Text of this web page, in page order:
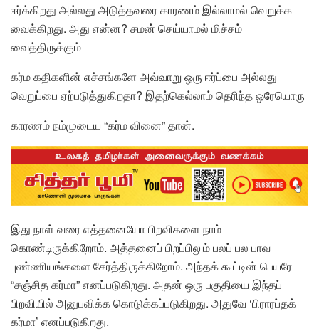
ஈர்க்கிறது அல்லது அடுத்தவரை காரணம் இல்லாமல் வெறுக்க
வைக்கிறது. அது என்ன? சமன் செய்யாமல் மிச்சம்
வைத்திருக்கும்
கர்ம கதிகளின் எச்சங்களே அவ்வாறு ஒரு ஈர்ப்பை அல்லது
வெறுப்பை ஏற்படுத்துகிறதா? இதற்கெல்லாம் தெரிந்த ஒரேயொரு
காரணம் நம்முடைய “கர்ம வினை” தான்.
இது நாள் வரை எத்தனையோ பிறவிகளை நாம்
கொண்டிருக்கிறோம். அத்தனைப் பிறப்பிலும் பலப் பல பாவ
புண்ணியங்களை சேர்த்திருக்கிறோம். அந்தக் கூட்டின் பெயரே
“சஞ்சித கர்மா” எனப்படுகிறது. அதன் ஒரு பகுதியை இந்தப்
பிறவியில் அனுபவிக்க கொடுக்கப்படுகிறது. அதுவே ‘பிராரப்தக்
கர்மா’ எனப்படுகிறது.